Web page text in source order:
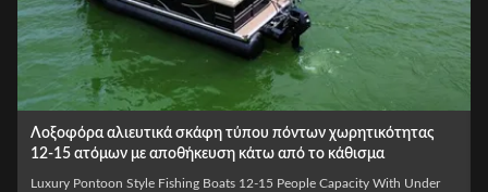
7.6μ Σκάφος Πλωτό Μονού Στρώματος με Μέγιστη
Ιπποδύναμη 150HP
7.6m Length Single Layer Pontoon Boat 25-30FT with Pontoon Hull Type